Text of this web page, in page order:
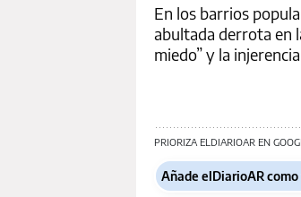
En los barrios
abultada derrota en
miedo” y la
PRIORIZA ELDIARIOAR EN
Añade elDiarioAR